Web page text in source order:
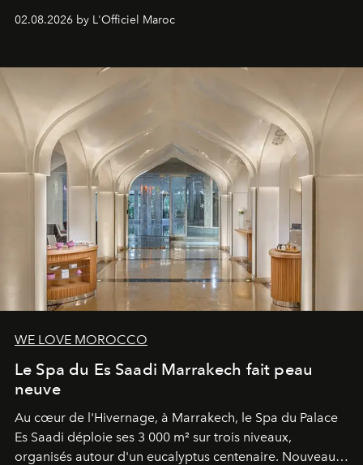
02.08.2026 by L'Officiel Maroc
WE LOVE MOROCCO
Le Spa du Es Saadi Marrakech fait peau
neuve
Au cœur de l'Hivernage, à Marrakech, le Spa du Palace
Es Saadi déploie ses 3 000 m² sur trois niveaux,
organisés autour d'un eucalyptus centenaire. Nouveau